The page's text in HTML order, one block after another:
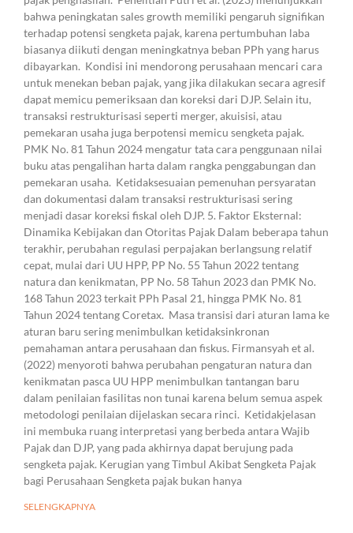
bahwa peningkatan sales growth memiliki pengaruh signifikan
terhadap potensi sengketa pajak, karena pertumbuhan laba
biasanya diikuti dengan meningkatnya beban PPh yang harus
dibayarkan. Kondisi ini mendorong perusahaan mencari cara
untuk menekan beban pajak, yang jika dilakukan secara agresif
dapat memicu pemeriksaan dan koreksi dari DJP. Selain itu,
transaksi restrukturisasi seperti merger, akuisisi, atau
pemekaran usaha juga berpotensi memicu sengketa pajak.
PMK No. 81 Tahun 2024 mengatur tata cara penggunaan nilai
buku atas pengalihan harta dalam rangka penggabungan dan
pemekaran usaha. Ketidaksesuaian pemenuhan persyaratan
dan dokumentasi dalam transaksi restrukturisasi sering
menjadi dasar koreksi fiskal oleh DJP. 5. Faktor Eksternal:
Dinamika Kebijakan dan Otoritas Pajak Dalam beberapa tahun
terakhir, perubahan regulasi perpajakan berlangsung relatif
cepat, mulai dari UU HPP, PP No. 55 Tahun 2022 tentang
natura dan kenikmatan, PP No. 58 Tahun 2023 dan PMK No.
168 Tahun 2023 terkait PPh Pasal 21, hingga PMK No. 81
Tahun 2024 tentang Coretax. Masa transisi dari aturan lama ke
aturan baru sering menimbulkan ketidaksinkronan
pemahaman antara perusahaan dan fiskus. Firmansyah et al.
(2022) menyoroti bahwa perubahan pengaturan natura dan
kenikmatan pasca UU HPP menimbulkan tantangan baru
dalam penilaian fasilitas non tunai karena belum semua aspek
metodologi penilaian dijelaskan secara rinci. Ketidakjelasan
ini membuka ruang interpretasi yang berbeda antara Wajib
Pajak dan DJP, yang pada akhirnya dapat berujung pada
sengketa pajak. Kerugian yang Timbul Akibat Sengketa Pajak
bagi Perusahaan Sengketa pajak bukan hanya
SELENGKAPNYA